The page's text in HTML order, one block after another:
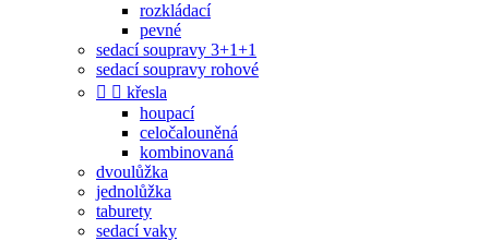
rozkládací
pevné
sedací soupravy 3+1+1
sedací soupravy rohové
  křesla
houpací
celočalouněná
kombinovaná
dvoulůžka
jednolůžka
taburety
sedací vaky